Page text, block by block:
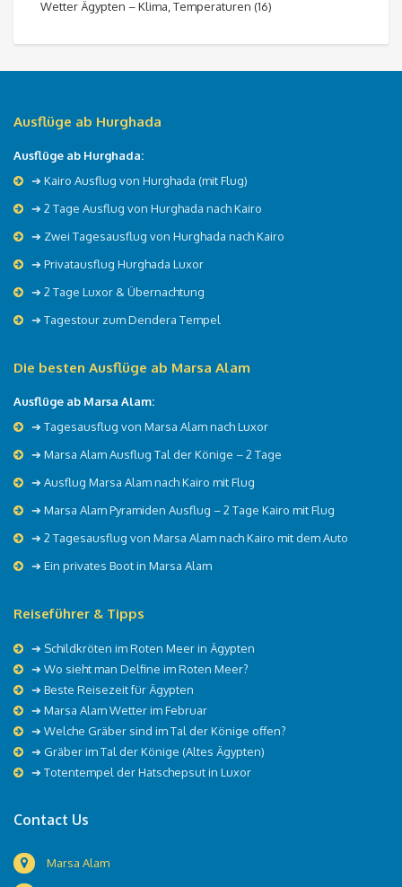
Wetter Ägypten – Klima, Temperaturen (16)
Ausflüge ab Hurghada
Ausflüge ab Hurghada:
➔ Kairo Ausflug von Hurghada (mit Flug)
➔ 2 Tage Ausflug von Hurghada nach Kairo
➔ Zwei Tagesausflug von Hurghada nach Kairo
➔ Privatausflug Hurghada Luxor
➔ 2 Tage Luxor & Übernachtung
➔ Tagestour zum Dendera Tempel
Die besten Ausflüge ab Marsa Alam
Ausflüge ab Marsa Alam:
➔ Tagesausflug von Marsa Alam nach Luxor
➔ Marsa Alam Ausflug Tal der Könige – 2 Tage
➔ Ausflug Marsa Alam nach Kairo mit Flug
➔ Marsa Alam Pyramiden Ausflug – 2 Tage Kairo mit Flug
➔ 2 Tagesausflug von Marsa Alam nach Kairo mit dem Auto
➔ Ein privates Boot in Marsa Alam
Reiseführer & Tipps
➔ Schildkröten im Roten Meer in Ägypten
➔ Wo sieht man Delfine im Roten Meer?
➔ Beste Reisezeit für Ägypten
➔ Marsa Alam Wetter im Februar
➔ Welche Gräber sind im Tal der Könige offen?
➔ Gräber im Tal der Könige (Altes Ägypten)
➔ Totentempel der Hatschepsut in Luxor
Contact Us
Marsa Alam